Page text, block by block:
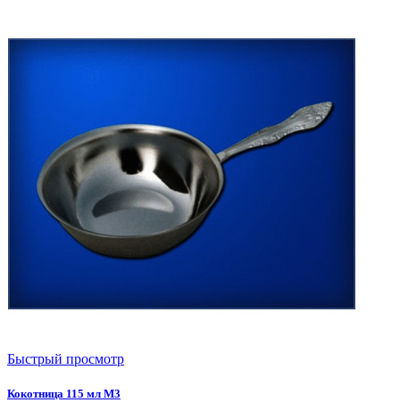
Быстрый просмотр
Кокотница 115 мл М3